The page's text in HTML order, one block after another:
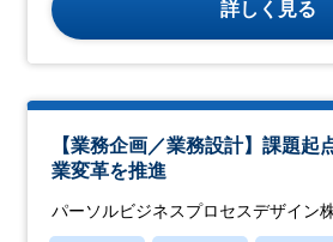
詳しく見る
【業務企画／業務設計】課題起
業変革を推進
パーソルビジネスプロセスデザイン